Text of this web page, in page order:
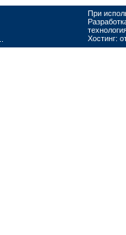
При
Хостинг: